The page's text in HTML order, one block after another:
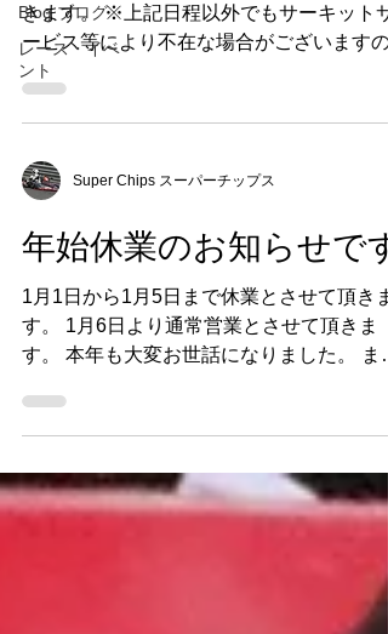
Blog ブログ
レース・イベ
ント
きます。 ※上記日程以外でもサーキットサ
ービス等により不在な場合がございますの
で、ご来店の際にはお電話下さい。042-
5025
Super Chips スーパーチップス
年始休業のお知らせです
1月1日から1月5日まで休業とさせて頂きま
す。 1月6日より通常営業とさせて頂きま
す。 本年も大変お世話になりました。 ま